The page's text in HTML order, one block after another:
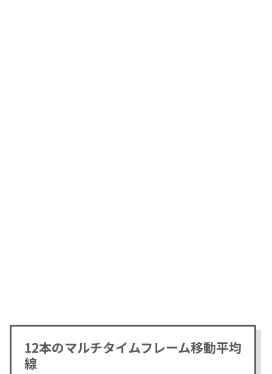
12本のマルチタイムフレーム移動平均
線